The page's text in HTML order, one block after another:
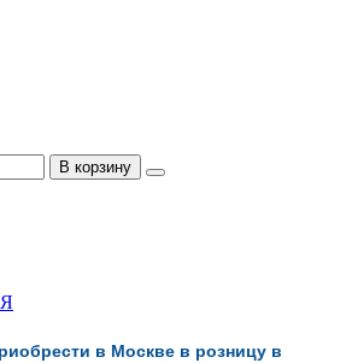
В корзину
в Москве в розницу в